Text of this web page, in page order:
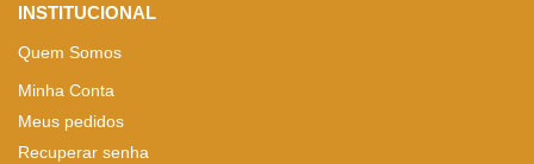
INSTITUCIONAL
Quem Somos
Minha Conta
Meus pedidos
Recuperar senha